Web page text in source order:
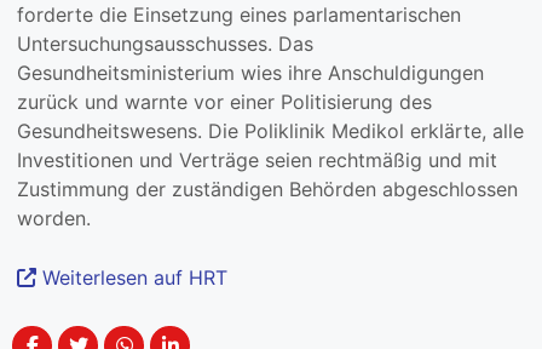
forderte die Einsetzung eines parlamentarischen
Untersuchungsausschusses. Das
Gesundheitsministerium wies ihre Anschuldigungen
zurück und warnte vor einer Politisierung des
Gesundheitswesens. Die Poliklinik Medikol erklärte, alle
Investitionen und Verträge seien rechtmäßig und mit
Zustimmung der zuständigen Behörden abgeschlossen
worden.
Weiterlesen auf HRT